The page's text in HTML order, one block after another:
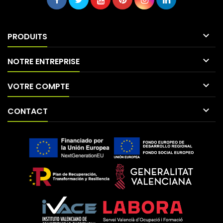
PRODUITS 
NOTRE ENTREPRISE 
VOTRE COMPTE 
CONTACT 